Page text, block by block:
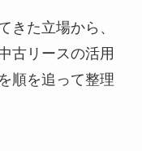
きた立場から、
古リースの活用
順を追って整理